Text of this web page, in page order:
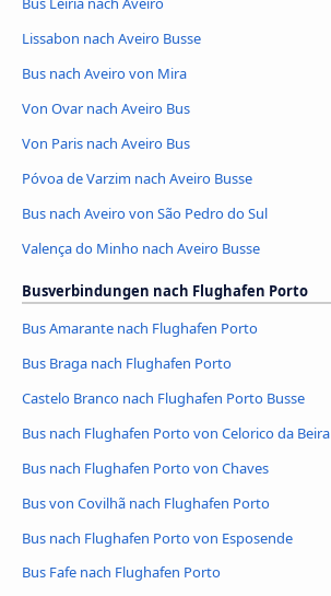
Lissabon nach Aveiro Busse
Bus nach Aveiro von Mira
Von Ovar nach Aveiro Bus
Von Paris nach Aveiro Bus
Póvoa de Varzim nach Aveiro Busse
Bus nach Aveiro von São Pedro do Sul
Valença do Minho nach Aveiro Busse
Busverbindungen nach Flughafen Porto
Bus Amarante nach Flughafen Porto
Bus Braga nach Flughafen Porto
Castelo Branco nach Flughafen Porto Busse
Bus nach Flughafen Porto von Celorico da Beira
Bus nach Flughafen Porto von Chaves
Bus von Covilhã nach Flughafen Porto
Bus nach Flughafen Porto von Esposende
Bus Fafe nach Flughafen Porto